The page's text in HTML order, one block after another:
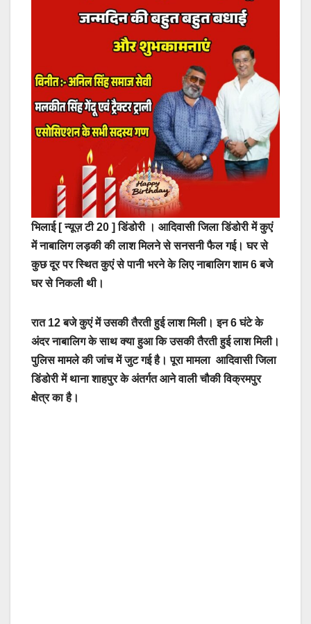
भिलाई [ न्यूज़ टी 20 ] डिंडोरी । आदिवासी जिला डिंडोरी में कुएं
में नाबालिग लड़की की लाश मिलने से सनसनी फैल गई। घर से
कुछ दूर पर स्थित कुएं से पानी भरने के लिए नाबालिग शाम 6 बजे
घर से निकली थी।
रात 12 बजे कुएं में उसकी तैरती हुई लाश मिली। इन 6 घंटे के
अंदर नाबालिग के साथ क्या हुआ कि उसकी तैरती हुई लाश मिली।
पुलिस मामले की जांच में जुट गई है। पूरा मामला आदिवासी जिला
डिंडोरी में थाना शाहपुर के अंतर्गत आने वाली चौकी विक्रमपुर
क्षेत्र का है।